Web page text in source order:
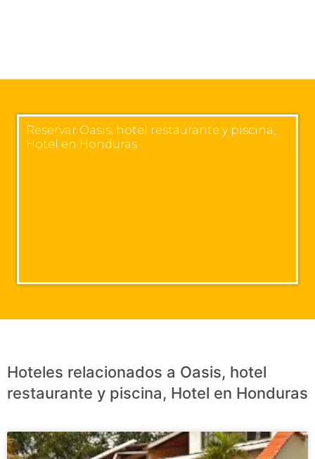
Reservar Oasis, hotel restaurante y piscina,
Hotel en Honduras
Hoteles relacionados a Oasis, hotel
restaurante y piscina, Hotel en Honduras